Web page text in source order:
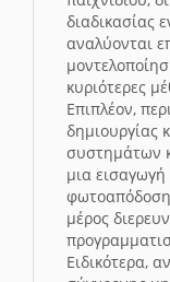
διαδικασίας
αναλύονται
κυριότερες
Επιπλέον,
δημιουργίας
συστημάτων
μια
μέρος
Ειδικότερα,